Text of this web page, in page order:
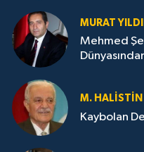
MURAT
Mehmed
M. HALISTIN
Kaybolan